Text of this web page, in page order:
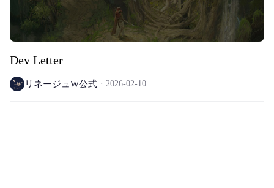
Dev Letter
リネージュW公式 2026-02-10